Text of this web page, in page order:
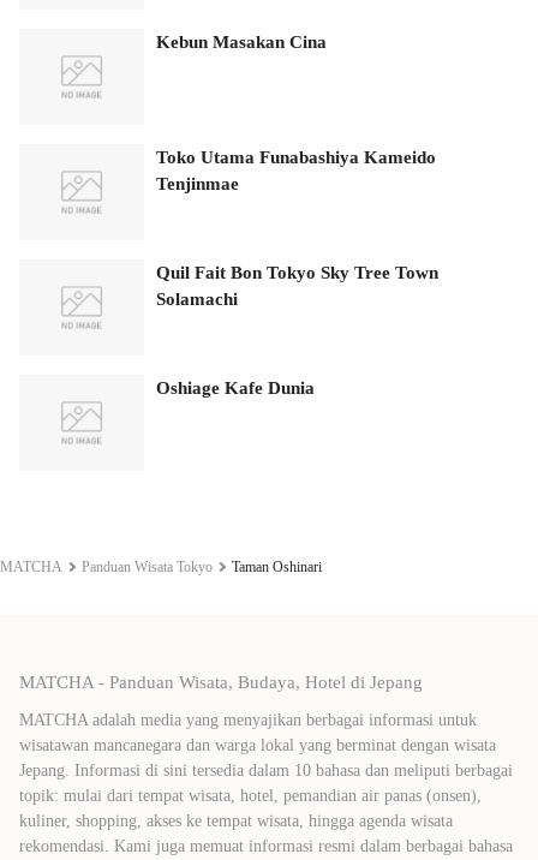
Kebun Masakan Cina
Toko Utama Funabashiya Kameido
Tenjinmae
Quil Fait Bon Tokyo Sky Tree Town
Solamachi
Oshiage Kafe Dunia
MATCHA Panduan Wisata Tokyo Taman Oshinari
MATCHA - Panduan Wisata, Budaya, Hotel di Jepang
MATCHA adalah media yang menyajikan berbagai informasi untuk
wisatawan mancanegara dan warga lokal yang berminat dengan wisata
Jepang. Informasi di sini tersedia dalam 10 bahasa dan meliputi berbagai
topik: mulai dari tempat wisata, hotel, pemandian air panas (onsen),
kuliner, shopping, akses ke tempat wisata, hingga agenda wisata
rekomendasi. Kami juga memuat informasi resmi dalam berbagai bahasa